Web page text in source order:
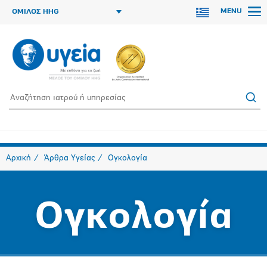
ΟΜΙΛΟΣ HHG MENU
Αρχική Άρθρα Υγείας Ογκολογία
Ογκολογία